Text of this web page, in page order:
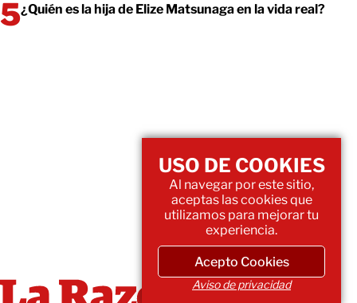
¿Quién es la hija de Elize Matsunaga en la vida real?
USO DE COOKIES
Al navegar por este sitio,
aceptas las cookies que
utilizamos para mejorar tu
experiencia.
Acepto Cookies
Aviso de privacidad